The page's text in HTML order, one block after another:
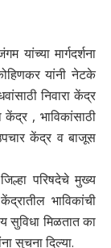
यांच्या मार्गदर्शना
यांनी नेटके
निवारा केंद्र
, भाविकांसाठी
केंद्र व बाजूस
परिषदेचे मुख्य
भाविकांची
सुविधा मिळतात का
सुचना दिल्या.